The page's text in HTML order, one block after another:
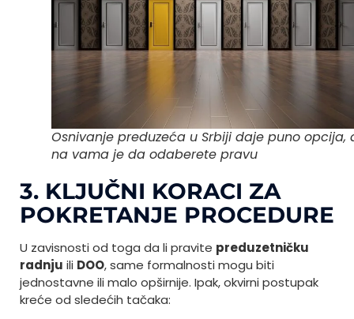
Osnivanje preduzeća u Srbiji daje puno opcija,
na vama je da odaberete pravu
3. KLJUČNI KORACI ZA
POKRETANJE PROCEDURE
U zavisnosti od toga da li pravite preduzetničku
radnju ili DOO, same formalnosti mogu biti
jednostavne ili malo opširnije. Ipak, okvirni postupak
kreće od sledećih tačaka: